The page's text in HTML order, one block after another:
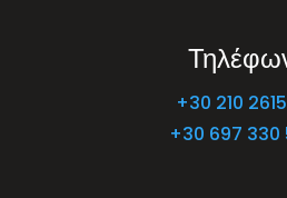
+30 210
+30 697 330